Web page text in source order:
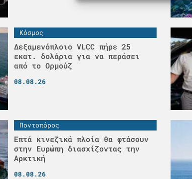
Κόσμος
Δεξαμενόπλοιο VLCC πήρε 25
εκατ. δολάρια για να περάσει
από το Ορμούζ
08.08.26
Ποντοπόρος
Επτά κινεζικά πλοία θα φτάσουν
στην Ευρώπη διασχίζοντας την
Αρκτική
08.08.26